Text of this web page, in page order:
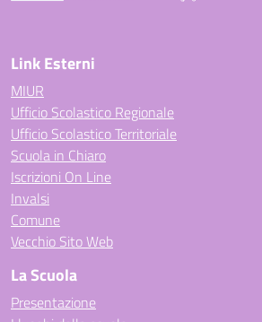
Link Esterni
MIUR
Ufficio Scolastico Regionale
Ufficio Scolastico Territoriale
Scuola in Chiaro
Iscrizioni On Line
Invalsi
Comune
Vecchio Sito Web
La Scuola
Presentazione